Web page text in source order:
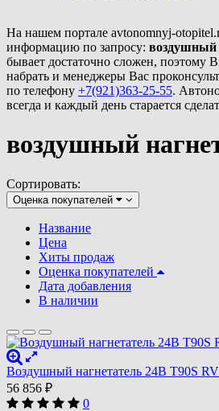
На нашем портале avtonomnyj-
информацию по запросу: воздушный
бывает достаточно сложен, поэтому
набрать и менеджеры Вас
по телефону +7(921)363-25-55.
всегда и каждый день старается
воздушный
Сортировать:
Оценка покупателей
Название
Цена
Хиты продаж
Оценка покупателей
Дата добавления
В наличии
Воздушный нагнетатель 24В T90S
56 856 ₽
0